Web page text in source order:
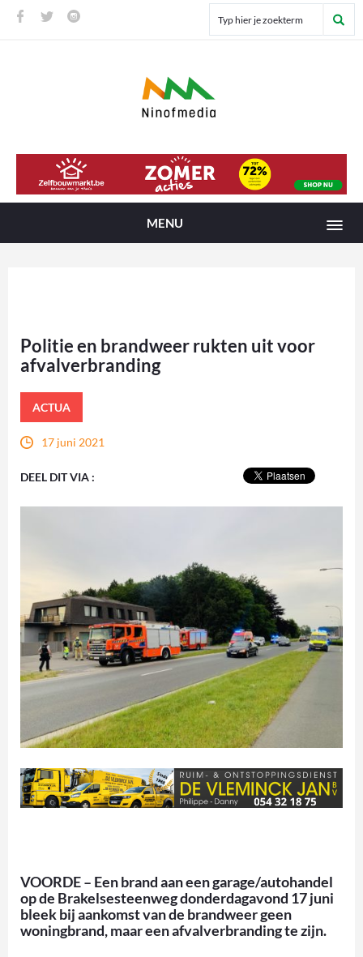
MENU
Politie en brandweer rukten uit voor
afvalverbranding
ACTUA
17 juni 2021
DEEL DIT VIA :
VOORDE – Een brand aan een garage/autohandel
op de Brakelsesteenweg donderdagavond 17 juni
bleek bij aankomst van de brandweer geen
woningbrand, maar een afvalverbranding te zijn.